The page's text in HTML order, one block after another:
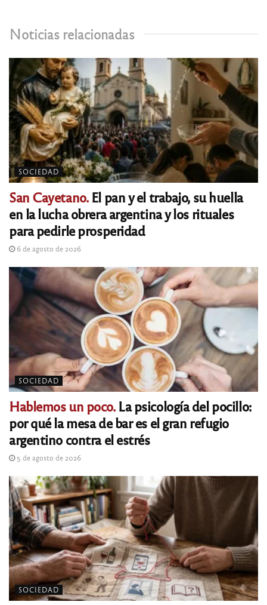
Noticias relacionadas
SOCIEDAD
San Cayetano.El pan y el trabajo, su huella
en la lucha obrera argentina y los rituales
para pedirle prosperidad
6 de agosto de 2026
SOCIEDAD
Hablemos un poco.La psicología del pocillo:
por qué la mesa de bar es el gran refugio
argentino contra el estrés
5 de agosto de 2026
SOCIEDAD